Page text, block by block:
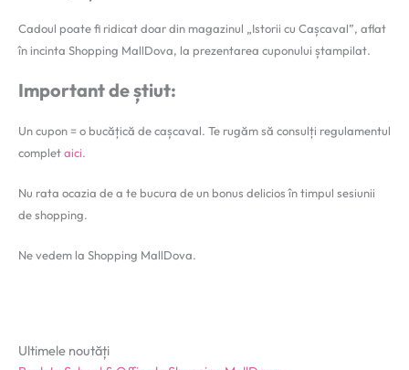
Cadoul poate fi ridicat doar din magazinul „Istorii cu Cașcaval”, aflat
în incinta Shopping MallDova, la prezentarea cuponului ștampilat.
Important de știut:
Un cupon = o bucățică de cașcaval. Te rugăm să consulți regulamentul
completaici.
Nu rata ocazia de a te bucura de un bonus delicios în timpul sesiunii
de shopping.
Ne vedem la Shopping MallDova.
Ultimele noutăți